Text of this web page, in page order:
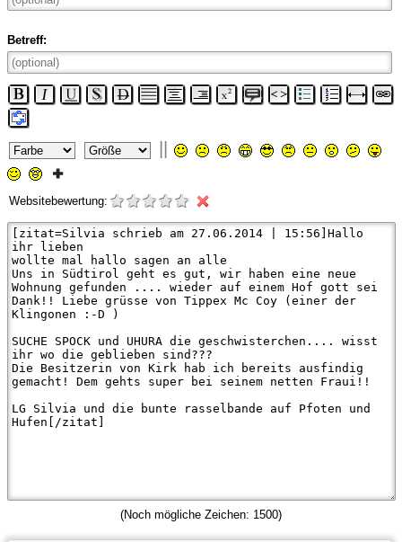
Betreff:
Websitebewertung:
(Noch mögliche Zeichen: 1500)